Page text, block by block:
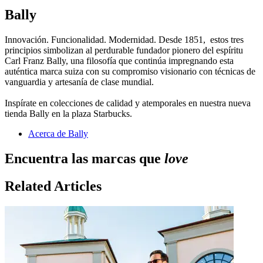
Bally
Innovación. Funcionalidad. Modernidad. Desde 1851, estos tres
principios simbolizan al perdurable fundador pionero del espíritu
Carl Franz Bally, una filosofía que continúa impregnando esta
auténtica marca suiza con su compromiso visionario con técnicas de
vanguardia y artesanía de clase mundial.
Inspírate en colecciones de calidad y atemporales en nuestra nueva
tienda Bally en la plaza Starbucks.
Acerca de Bally
Encuentra las marcas que love
Related Articles